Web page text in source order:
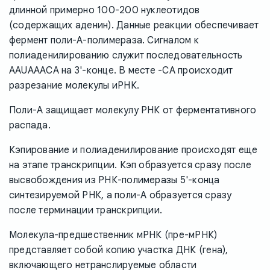
длинной примерно 100-200 нуклеотидов
(содержащих аденин). Данные реакции обеспечивает
фермент поли-А-полимераза. Сигналом к
полиаденилированию служит последовательность
AAUAAACA на 3'-конце. В месте -CA происходит
разрезание молекулы иРНК.
Поли-А защищает молекулу РНК от ферментативного
распада.
Кэпирование и полиаденилирование происходят еще
на этапе транскрипции. Кэп образуется сразу после
высвобождения из РНК-полимеразы 5'-конца
синтезируемой РНК, а поли-А образуется сразу
после терминации транскрипции.
Молекула-предшественник мРНК (пре-мРНК)
представляет собой копию участка ДНК (гена),
включающего нетранслируемые области